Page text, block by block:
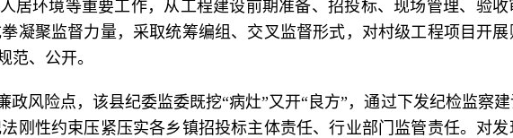
居环境等重要工作，从工程建设前期准备、招投标、现场管理、验
凝聚监督力量，采取统筹编组、交叉监督形式，对村级工程项目开
范、公开。
风险点，该县纪委监委既挖“病灶”又开“良方”，通过下发纪检监察
刚性约束压紧压实各乡镇招投标主体责任、行业部门监管责任。对